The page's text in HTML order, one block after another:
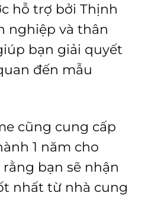
hỗ trợ bởi Thịnh
nghiệp và thân
bạn giải quyết
đến mẫu
cũng cung cấp
1 năm cho
bạn sẽ nhận
nhất từ nhà cung